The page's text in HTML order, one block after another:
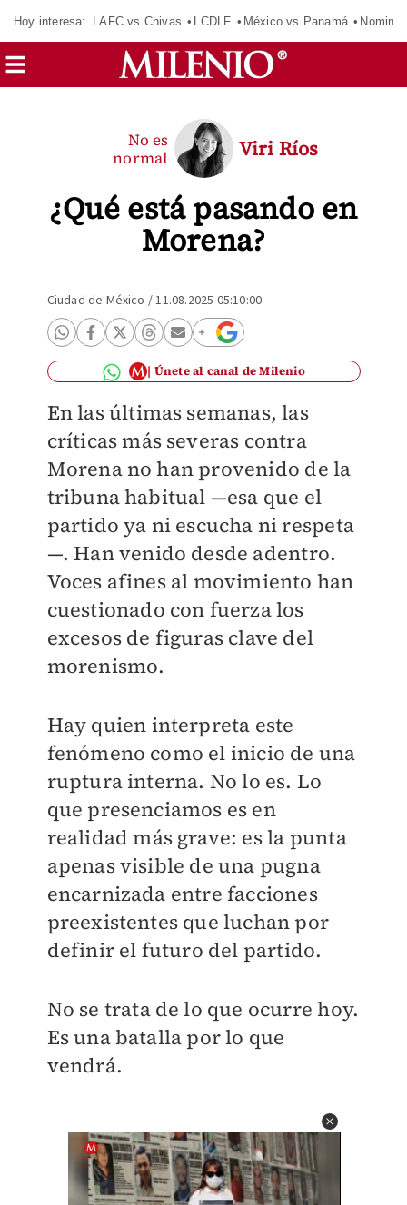
Hoy interesa: LAFC vs Chivas LCDLF México vs Panamá
¿Qué está pasando en
Morena?
No es
normal
Viri Ríos
Ciudad de México /11.08.2025 05:10:00
Únete al canal de Milenio
En las últimas semanas, las
críticas más severas contra
Morena no han provenido de la
tribuna habitual —esa que el
partido ya ni escucha ni respeta
—. Han venido desde adentro.
Voces afines al movimiento han
cuestionado con fuerza los
excesos de figuras clave del
morenismo.
Hay quien interpreta este
fenómeno como el inicio de una
ruptura interna. No lo es. Lo
que presenciamos es en
realidad más grave: es la punta
apenas visible de una pugna
encarnizada entre facciones
preexistentes que luchan por
definir el futuro del partido.
No se trata de lo que ocurre hoy.
Es una batalla por lo que
vendrá.